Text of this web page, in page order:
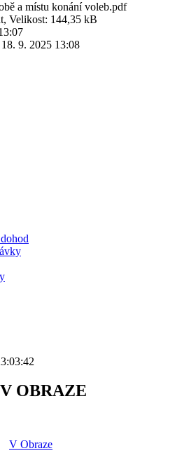
a místu konání voleb.pdf
Velikost: 144,35 kB
18. 9. 2025 13:08
OBRAZE